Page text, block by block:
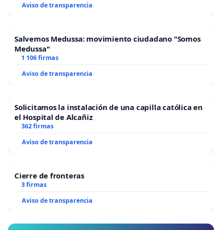
Aviso de transparencia
Salvemos Medussa: movimiento ciudadano "Somos
Medussa"
1 106 firmas
Aviso de transparencia
Solicitamos la instalación de una capilla católica en
el Hospital de Alcañiz
362 firmas
Aviso de transparencia
Cierre de fronteras
3 firmas
Aviso de transparencia